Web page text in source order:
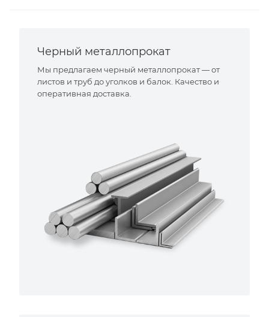
Черный металлопрокат
Мы предлагаем черный металлопрокат — от
листов и труб до уголков и балок. Качество и
оперативная доставка.